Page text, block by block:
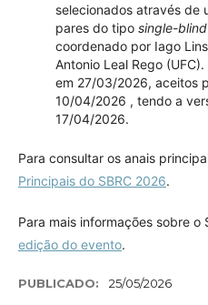
selecionados através de
pares do tipo single-
coordenado por Iago
Antonio Leal Rego
em 27/03/2026, aceitos
10/04/2026 , tendo a
17/04/2026.
Para consultar os anais
Principais do SBRC 2026.
Para mais informações sobre o
edição do evento.
PUBLICADO: 25/05/2026